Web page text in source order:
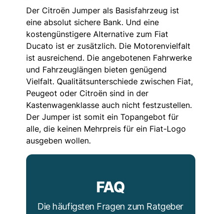
Der Citroën Jumper als Basisfahrzeug ist
eine absolut sichere Bank. Und eine
kostengünstigere Alternative zum Fiat
Ducato ist er zusätzlich. Die Motorenvielfalt
ist ausreichend. Die angebotenen Fahrwerke
und Fahrzeuglängen bieten genügend
Vielfalt. Qualitätsunterschiede zwischen Fiat,
Peugeot oder Citroën sind in der
Kastenwagenklasse auch nicht festzustellen.
Der Jumper ist somit ein Topangebot für
alle, die keinen Mehrpreis für ein Fiat-Logo
ausgeben wollen.
FAQ
Die häufigsten Fragen zum Ratgeber